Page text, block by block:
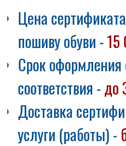
Цена
пошиву обуви -15
Срок оформления
соответствия -до
Доставка
услуги (работы) -